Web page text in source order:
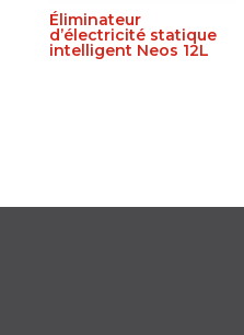
Éliminateur
d’électricité statique
intelligent Neos 12L